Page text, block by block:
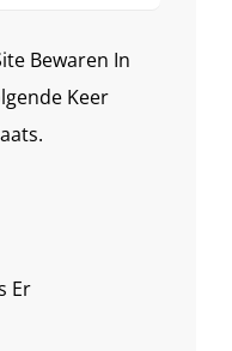
Bewaren In
Keer
Er